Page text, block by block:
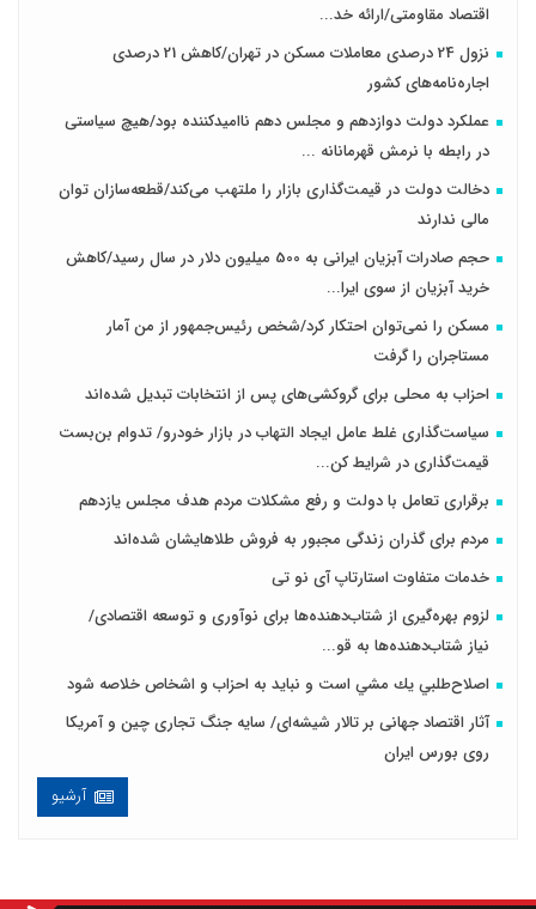
اقتصاد مقاومتی/ارائه خد...
نزول 24 درصدی معاملات مسکن در تهران/کاهش 21 درصدی
اجاره‌نامه‌های کشور
عملکرد دولت دوازدهم و مجلس دهم ناامیدکننده بود/هیچ سیاستی
در رابطه با نرمش قهرمانانه ...
دخالت دولت در قیمت‌گذاری بازار را ملتهب می‌کند/قطعه‌سازان توان
مالی ندارند
حجم صادرات آبزیان ایرانی به 500 میلیون دلار در سال رسید/کاهش
خرید آبزیان از سوی ایرا...
مسکن را نمی‌توان احتکار کرد/شخص رئیس‌جمهور از من آمار
مستاجران را گرفت
احزاب به محلی برای گروکشی‌های پس از انتخابات تبدیل شده‌اند
سیاست‌گذاری غلط عامل ایجاد التهاب در بازار خودرو/ تدوام بن‌بست
قیمت‌گذاری در شرایط کن...
برقراری تعامل با دولت و رفع مشکلات مردم هدف مجلس‌ یازدهم
مردم برای گذران زندگی مجبور به فروش طلاهایشان شده‌اند
خدمات متفاوت استارتاپ آی نو تی
لزوم بهره‌گیری از شتاب‌دهنده‌ها برای نوآوری و توسعه اقتصادی/
نیاز شتاب‌دهنده‌ها به قو...
اصلاح‌طلبي يك مشي است و نبايد به احزاب و اشخاص خلاصه شود
آثار اقتصاد جهانی بر تالار شیشه‌ای/ سایه جنگ تجاری چین و آمریکا
روی بورس ایران
آرشیو